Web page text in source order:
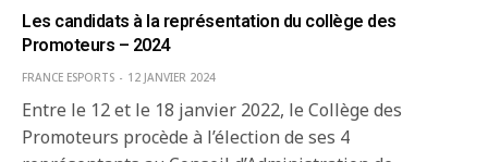
Les candidats à la représentation du collège des
Promoteurs – 2024
FRANCE ESPORTS 12 JANVIER 2024
Entre le 12 et le 18 janvier 2022, le Collège des
Promoteurs procède à l’élection de ses 4